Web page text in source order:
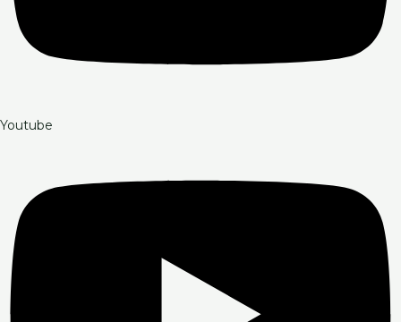
Youtube